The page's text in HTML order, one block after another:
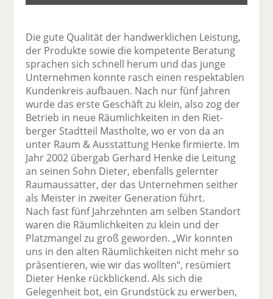
Die gute Qualität der handwerklichen Leistung,
der Produkte sowie die kompetente Beratung
sprachen sich schnell herum und das junge
Unternehmen konnte rasch einen respektablen
Kundenkreis aufbauen. Nach nur fünf Jahren
wurde das erste Geschäft zu klein, also zog der
Betrieb in neue Räumlichkeiten in den Riet­
berger Stadtteil Mastholte, wo er von da an
unter Raum & Ausstattung Henke firmierte. Im
Jahr 2002 übergab Gerhard Henke die Leitung
an seinen Sohn Dieter, ebenfalls gelernter
Raumaussatter, der das Unternehmen seither
als Meister in zweiter Generation führt.
Nach fast fünf Jahrzehnten am selben Standort
waren die Räumlichkeiten zu klein und der
Platzmangel zu groß geworden. „Wir konnten
uns in den alten Räumlichkeiten nicht mehr so
präsentieren, wie wir das wollten“, resümiert
Dieter Henke rück­blickend. Als sich die
Gelegenheit bot, ein Grundstück zu erwerben,